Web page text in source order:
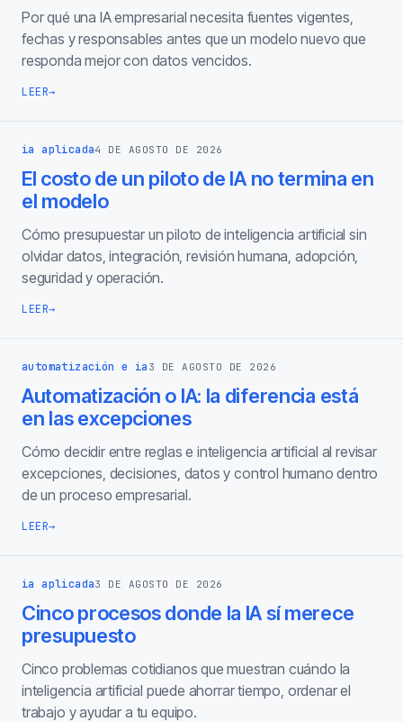
Por qué una IA empresarial necesita fuentes vigentes,
fechas y responsables antes que un modelo nuevo que
responda mejor con datos vencidos.
LEER→
ia aplicada4 DE AGOSTO DE 2026
El costo de un piloto de IA no termina en
el modelo
Cómo presupuestar un piloto de inteligencia artificial sin
olvidar datos, integración, revisión humana, adopción,
seguridad y operación.
LEER→
automatización e ia 3 DE AGOSTO DE 2026
Automatización o IA: la diferencia está
en las excepciones
Cómo decidir entre reglas e inteligencia artificial al revisar
excepciones, decisiones, datos y control humano dentro
de un proceso empresarial.
LEER→
ia aplicada3 DE AGOSTO DE 2026
Cinco procesos donde la IA sí merece
presupuesto
Cinco problemas cotidianos que muestran cuándo la
inteligencia artificial puede ahorrar tiempo, ordenar el
trabajo y ayudar a tu equipo.